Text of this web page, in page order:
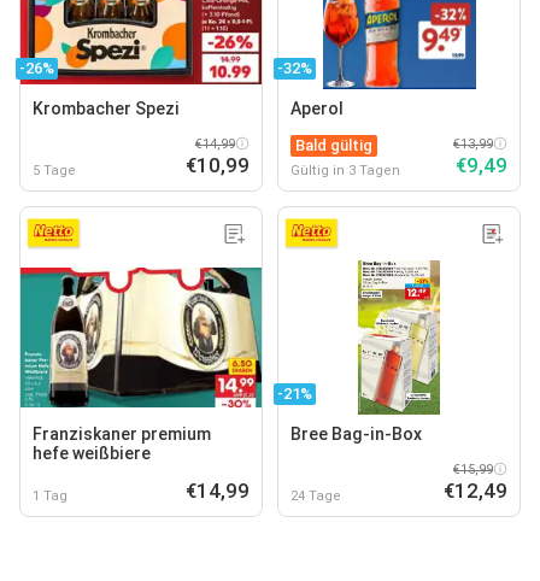
-26%
Krombacher Spezi
5 Tage
€14,99
€10,99
-32%
Aperol
Bald gültig
Gültig in 3 Tagen
€13,99
€9,49
Franziskaner premium
hefe weißbiere
1 Tag €14,99
-21%
Bree Bag-in-Box
24 Tage
€15,99
€12,49